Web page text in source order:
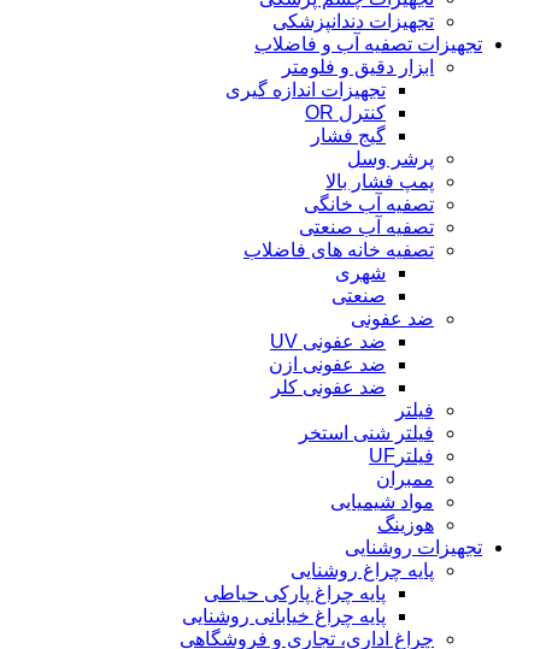
تجهیزات دندانپزشکی
تجهیزات تصفیه آب و فاضلاب
ابزار دقیق و فلومتر
تجهیزات اندازه گیری
کنترل OR
گیج فشار
پرشر وسل
پمپ فشار بالا
تصفیه آب خانگی
تصفیه آب صنعتی
تصفیه خانه های فاضلاب
شهری
صنعتی
ضد عفونی
ضد عفونی UV
ضد عفونی ازن
ضد عفونی کلر
فیلتر
فیلتر شنی استخر
فیلترUF
ممبران
مواد شیمیایی
هوزینگ
تجهیزات روشنایی
پایه چراغ روشنایی
پایه چراغ پارکی حیاطی
پایه چراغ خیابانی روشنایی
چراغ اداری، تجاری و فروشگاهی